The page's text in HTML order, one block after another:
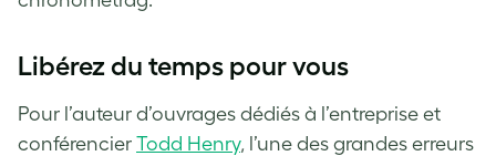
Libérez du temps pour vous
Pour l’auteur d’ouvrages dédiés à l’entreprise et
conférencier Todd Henry, l’une des grandes erreurs